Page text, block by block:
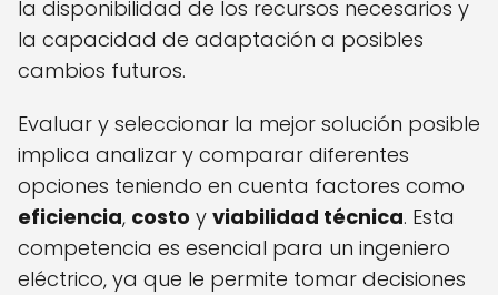
la disponibilidad de los recursos necesarios y
la capacidad de adaptación a posibles
cambios futuros.
Evaluar y seleccionar la mejor solución posible
implica analizar y comparar diferentes
opciones teniendo en cuenta factores como
eficiencia, costo y viabilidad técnica. Esta
competencia es esencial para un ingeniero
eléctrico, ya que le permite tomar decisiones